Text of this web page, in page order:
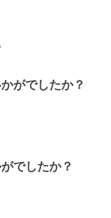
がでしたか？
でしたか？